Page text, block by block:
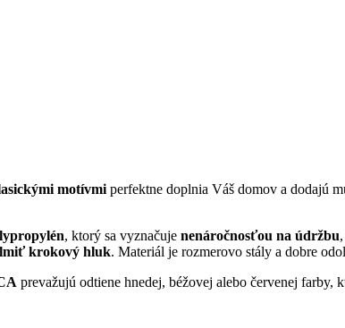
motívmi perfektne doplnia Váš domov a dodajú
, ktorý sa vyznačuje nenáročnosťou na údržbu
krokový hluk. Materiál je rozmerovo stály a dobre
prevažujú odtiene hnedej, béžovej alebo červenej farby,